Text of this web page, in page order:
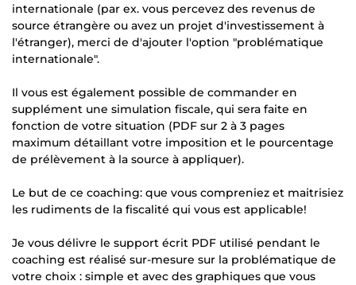
internationale (par ex. vous percevez des revenus de
source étrangère ou avez un projet d'investissement à
l'étranger), merci de d'ajouter l'option "problématique
internationale".
Il vous est également possible de commander en
supplément une simulation fiscale, qui sera faite en
fonction de votre situation (PDF sur 2 à 3 pages
maximum détaillant votre imposition et le pourcentage
de prélèvement à la source à appliquer).
Le but de ce coaching: que vous compreniez et maitrisiez
les rudiments de la fiscalité qui vous est applicable!
Je vous délivre le support écrit PDF utilisé pendant le
coaching est réalisé sur-mesure sur la problématique de
votre choix : simple et avec des graphiques que vous